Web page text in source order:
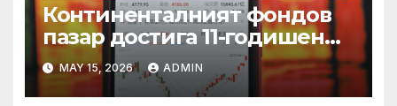
Континенталният фондов
пазар достига 11-годишен
връх
MAY 15, 2026 ADMIN